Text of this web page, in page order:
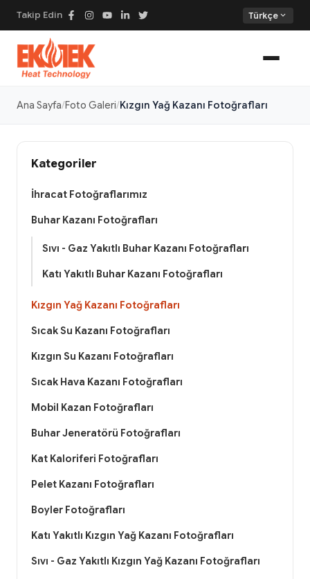
Takip Edin Türkçe expand_more
Ana Sayfa Foto Galeri Kızgın Yağ Kazanı Fotoğrafları
Kategoriler
İhracat Fotoğraflarımız
Buhar Kazanı Fotoğrafları
Sıvı - Gaz Yakıtlı Buhar Kazanı Fotoğrafları
Katı Yakıtlı Buhar Kazanı Fotoğrafları
Kızgın Yağ Kazanı Fotoğrafları
Sıcak Su Kazanı Fotoğrafları
Kızgın Su Kazanı Fotoğrafları
Sıcak Hava Kazanı Fotoğrafları
Mobil Kazan Fotoğrafları
Buhar Jeneratörü Fotoğrafları
Kat Kaloriferi Fotoğrafları
Pelet Kazanı Fotoğrafları
Boyler Fotoğrafları
Katı Yakıtlı Kızgın Yağ Kazanı Fotoğrafları
Sıvı - Gaz Yakıtlı Kızgın Yağ Kazanı Fotoğrafları